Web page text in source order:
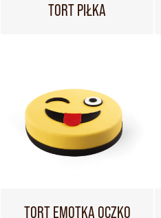
TORT PIŁKA
TORT EMOTKA OCZKO